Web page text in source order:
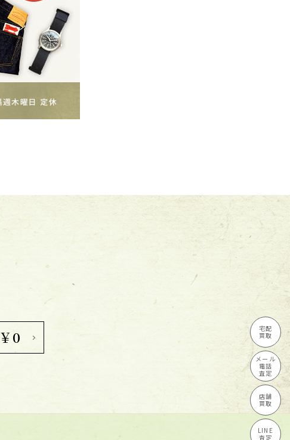
CASEY CASEY ケイシーケイ
CENTINELA センチネラ
CHANEL
CHANEL シャネル
￥0
宅配
買取
メール
電話
査定
店舗
買取
LINE
査定